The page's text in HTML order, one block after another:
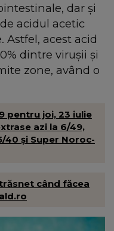
dar și
acidul acetic
acest acid
dintre virușii și
zone, având o
pentru joi, 23 iulie
azi la 6/49,
40 și Super Noroc-
când făcea